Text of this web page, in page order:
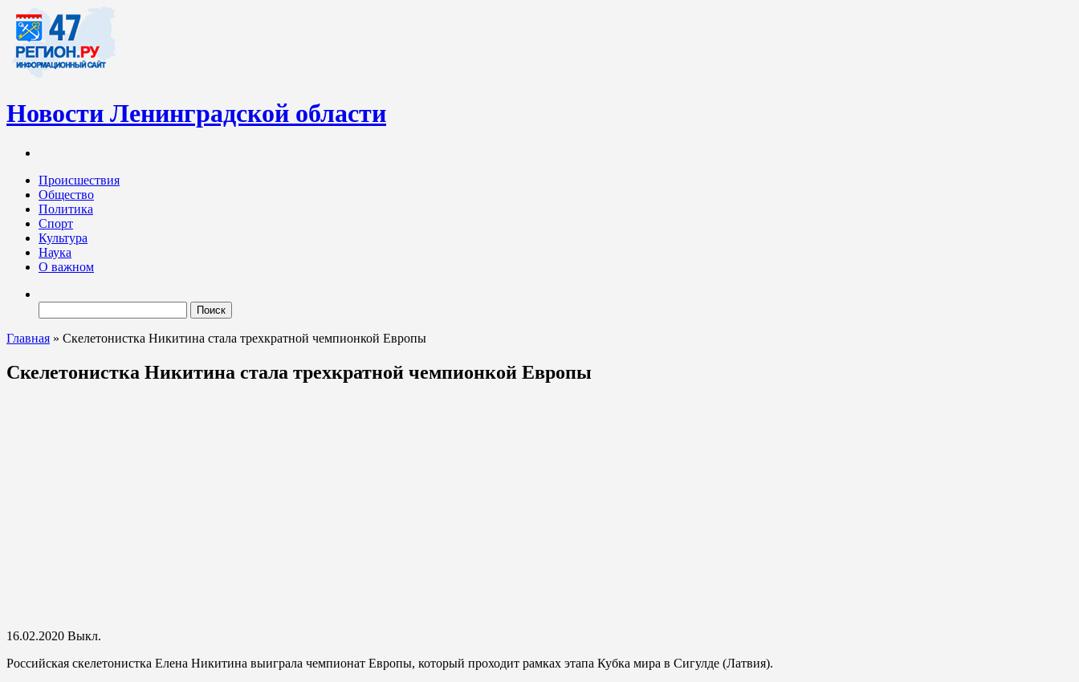
Новости Ленинградской области
Ленинградских новостей обновляется регулярно. Мы рассказываем о происходящем «в верхах» и о судьбах простых людях, о том, что касается каждого жителя Ленинградской области.
Происшествия
Общество
Политика
Спорт
Культура
Наука
О важном
Главная » Скелетонистка Никитина стала трехкратной чемпионкой Европы
Скелетонистка Никитина стала трехкратной чемпионкой Европы
16.02.2020 Выкл.
Российская скелетонистка Елена Никитина выиграла чемпионат Европы, который проходит рамках этапа Кубка мира в Сигулде (Латвия).